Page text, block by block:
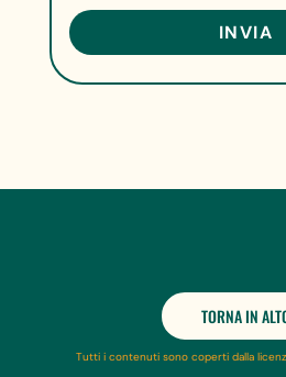
TORNA IN
Tutti i contenuti sono coperti dalla